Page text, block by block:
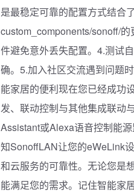
是最稳定可靠的配置方式结合
custom_components/sonoff/
件避免意外丢失配置。4.测试
确。5.加入社区交流遇到问题
能家居的便利现在您已经成功
发、联动控制与其他集成联动
Assistant或Alexa语音控制能
知SonoffLAN让您的eWeLink
和云服务的可靠性。无论您是
能满足您的需求。记住智能家